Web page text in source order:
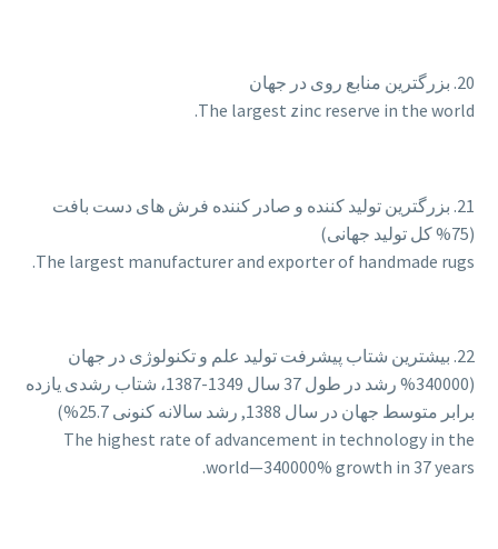
20. بزرگترین منابع روی در جهان
The largest zinc reserve in the world.
21. بزرگترین تولید کننده و صادر کننده فرش های دست بافت
(75% کل تولید جهانی)
The largest manufacturer and exporter of handmade rugs.
22. بیشترین شتاب پیشرفت تولید علم و تکنولوژی در جهان
(340000% رشد در طول 37 سال 1349-1387، شتاب رشدی یازده
برابر متوسط جهان در سال 1388, رشد سالانه کنونی 25.7%)
The highest rate of advancement in technology in the
world—340000% growth in 37 years.